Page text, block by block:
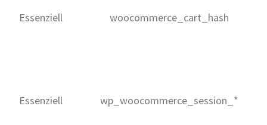
Essenziell woocommerce_cart_hash
Essenziell wp_woocommerce_session_*